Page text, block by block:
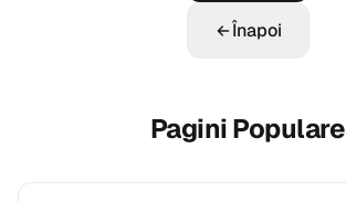
Înapoi
Pagini Populare